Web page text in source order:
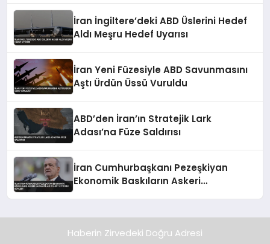
İran İngiltere’deki ABD Üslerini Hedef
Aldı Meşru Hedef Uyarısı
İran Yeni Füzesiyle ABD Savunmasını
Aştı Ürdün Üssü Vuruldu
ABD’den İran’ın Stratejik Lark
Adası’na Füze Saldırısı
İran Cumhurbaşkanı Pezeşkiyan
Ekonomik Baskıların Askeri
Haberin Zirvedeki Doğru Adresi